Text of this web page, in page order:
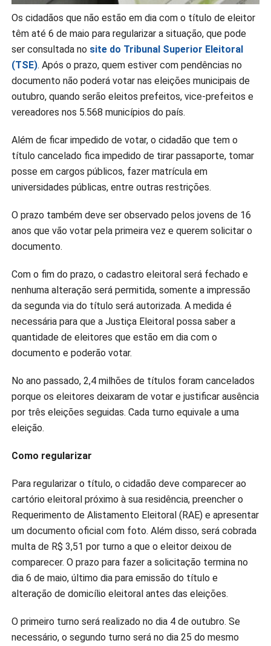
Os cidadãos que não estão em dia com o título de eleitor
têm até 6 de maio para regularizar a situação, que pode
ser consultada no site do Tribunal Superior Eleitoral
(TSE). Após o prazo, quem estiver com pendências no
documento não poderá votar nas eleições municipais de
outubro, quando serão eleitos prefeitos, vice-prefeitos e
vereadores nos 5.568 municípios do país.
Além de ficar impedido de votar, o cidadão que tem o
título cancelado fica impedido de tirar passaporte, tomar
posse em cargos públicos, fazer matrícula em
universidades públicas, entre outras restrições.
O prazo também deve ser observado pelos jovens de 16
anos que vão votar pela primeira vez e querem solicitar o
documento.
Com o fim do prazo, o cadastro eleitoral será fechado e
nenhuma alteração será permitida, somente a impressão
da segunda via do título será autorizada. A medida é
necessária para que a Justiça Eleitoral possa saber a
quantidade de eleitores que estão em dia com o
documento e poderão votar.
No ano passado, 2,4 milhões de títulos foram cancelados
porque os eleitores deixaram de votar e justificar ausência
por três eleições seguidas. Cada turno equivale a uma
eleição.
Como regularizar
Para regularizar o título, o cidadão deve comparecer ao
cartório eleitoral próximo à sua residência, preencher o
Requerimento de Alistamento Eleitoral (RAE) e apresentar
um documento oficial com foto. Além disso, será cobrada
multa de R$ 3,51 por turno a que o eleitor deixou de
comparecer. O prazo para fazer a solicitação termina no
dia 6 de maio, último dia para emissão do título e
alteração de domicílio eleitoral antes das eleições.
O primeiro turno será realizado no dia 4 de outubro. Se
necessário, o segundo turno será no dia 25 do mesmo